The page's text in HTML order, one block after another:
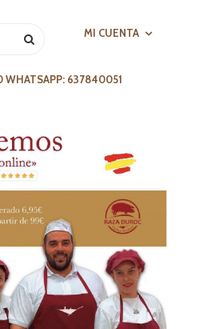
MI CUENTA
WHATSAPP: 637840051